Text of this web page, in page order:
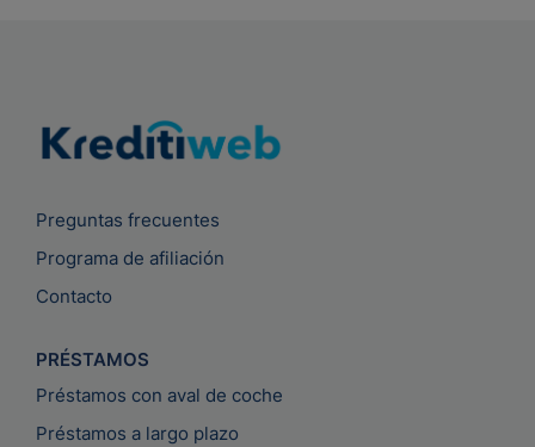
Preguntas frecuentes
Programa de afiliación
Contacto
PRÉSTAMOS
Préstamos con aval de coche
Préstamos a largo plazo